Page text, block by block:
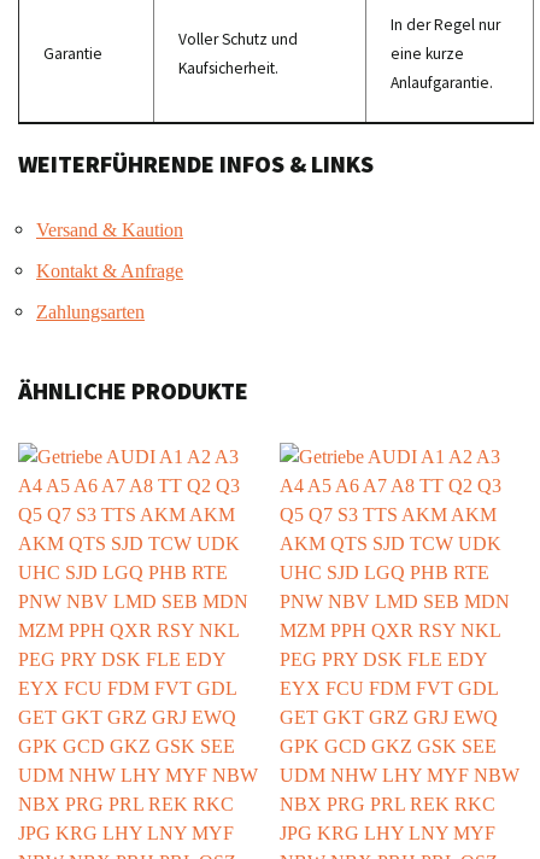
Garantie
Voller Schutz und
Kaufsicherheit.
In der Regel nur
eine kurze
Anlaufgarantie.
WEITERFÜHRENDE INFOS & LINKS
Versand & Kaution
Kontakt & Anfrage
Zahlungsarten
ÄHNLICHE PRODUKTE